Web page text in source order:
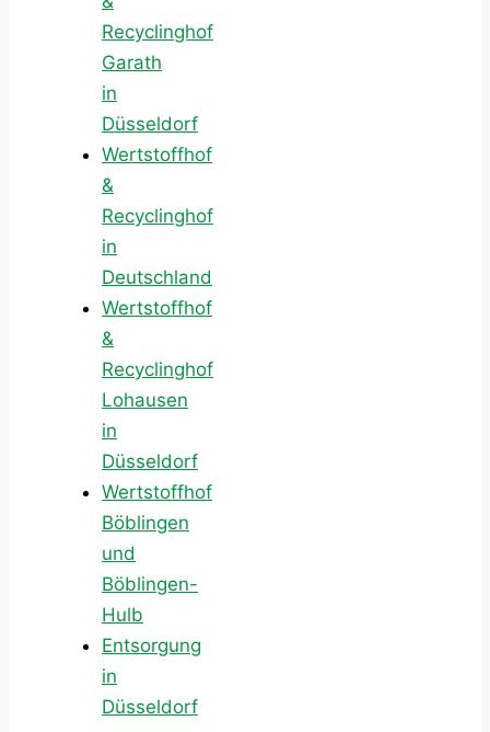
Recyclinghof
Garath
in
Düsseldorf
Wertstoffhof
&
Recyclinghof
in
Deutschland
Wertstoffhof
&
Recyclinghof
Lohausen
in
Düsseldorf
Wertstoffhof
Böblingen
und
Böblingen-
Hulb
Entsorgung
in
Düsseldorf